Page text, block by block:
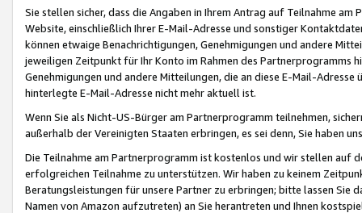
Sie stellen sicher, dass die Angaben in Ihrem Antrag auf Teilnahme
Website, einschließlich Ihrer E-Mail-Adresse und sonstiger
können etwaige Benachrichtigungen, Genehmigungen und andere
jeweiligen Zeitpunkt für Ihr Konto im Rahmen des Partnerprogramms
Genehmigungen und andere Mitteilungen, die an diese E-Mail-
hinterlegte E-Mail-Adresse nicht mehr aktuell ist.
Wenn Sie als Nicht-US-Bürger am Partnerprogramm teilnehmen,
außerhalb der Vereinigten Staaten erbringen, es sei denn, Sie haben
Die Teilnahme am Partnerprogramm ist kostenlos und wir stellen auf
erfolgreichen Teilnahme zu unterstützen. Wir haben zu keinem
Beratungsleistungen für unsere Partner zu erbringen; bitte lassen Sie
Namen von Amazon aufzutreten) an Sie herantreten und Ihnen